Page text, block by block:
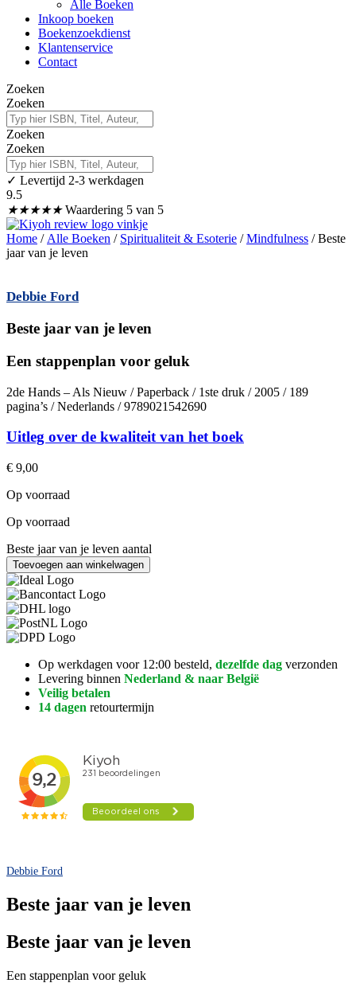
Alle Boeken
Inkoop boeken
Boekenzoekdienst
Klantenservice
Contact
Zoeken
Zoeken
Zoeken
Zoeken
✓ Levertijd 2-3 werkdagen
9.5
★★★★★ Waardering 5 van 5
Home / Alle Boeken / Spiritualiteit & Esoterie /Mindfulness / Beste
jaar van je leven
Debbie Ford
Beste jaar van je leven
Een stappenplan voor geluk
2de Hands – Als Nieuw / Paperback / 1ste druk / 2005 / 189
pagina’s / Nederlands / 9789021542690
Uitleg over de kwaliteit van het boek
€ 9,00
Op voorraad
Op voorraad
Beste jaar van je leven aantal
Toevoegen aan winkelwagen
Op werkdagen voor 12:00 besteld, dezelfde dag verzonden
Levering binnen Nederland & naar België
Veilig betalen
14 dagen retourtermijn
Debbie Ford
Beste jaar van je leven
Beste jaar van je leven
Een stappenplan voor geluk